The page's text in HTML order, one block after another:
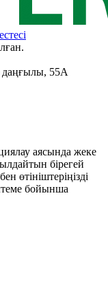
даңғылы, 55А
аясында жеке
бірегей
өтініштеріңізді
бойынша